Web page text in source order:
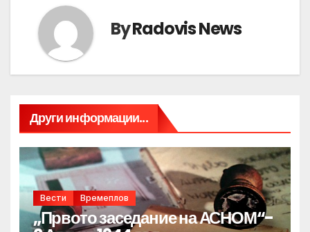
ByRadovis News
Други информации...
Вести Времеплов
„Првото заседание на АСНОМ“-